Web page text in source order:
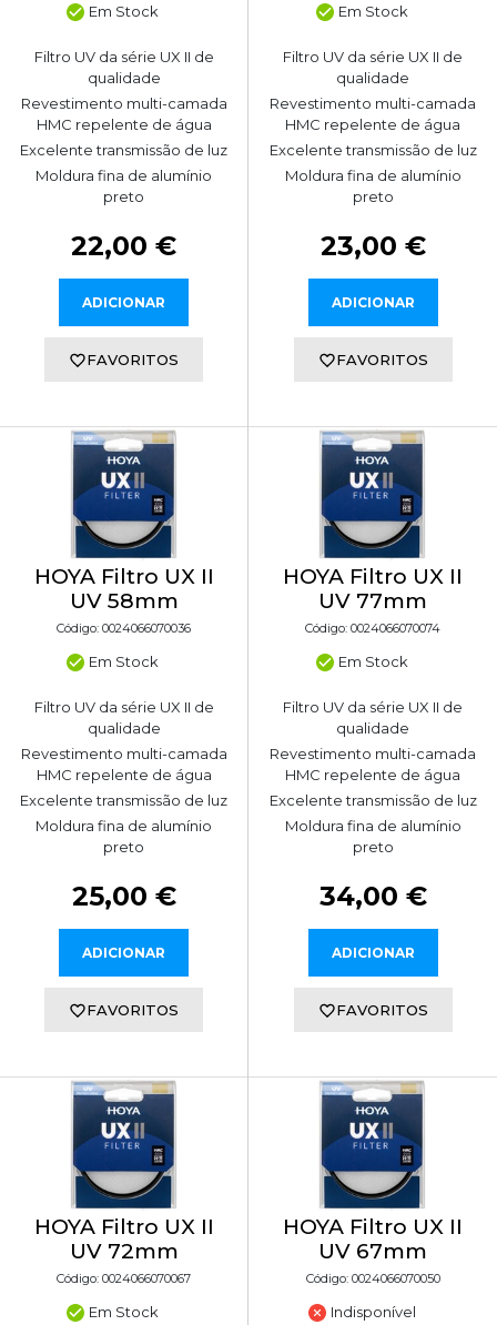
Em Stock
Filtro UV da série UX II de
qualidade
Revestimento multi-camada
HMC repelente de água
Excelente transmissão de luz
Moldura fina de alumínio
preto
22,00 €
ADICIONAR
FAVORITOS
Em Stock
Filtro UV da série UX II de
qualidade
Revestimento multi-camada
HMC repelente de água
Excelente transmissão de luz
Moldura fina de alumínio
preto
23,00 €
ADICIONAR
FAVORITOS
HOYA Filtro UX II
UV 58mm
Código: 0024066070036
Em Stock
Filtro UV da série UX II de
qualidade
Revestimento multi-camada
HMC repelente de água
Excelente transmissão de luz
Moldura fina de alumínio
preto
25,00 €
ADICIONAR
FAVORITOS
HOYA Filtro UX II
UV 77mm
Código: 0024066070074
Em Stock
Filtro UV da série UX II de
qualidade
Revestimento multi-camada
HMC repelente de água
Excelente transmissão de luz
Moldura fina de alumínio
preto
34,00 €
ADICIONAR
FAVORITOS
HOYA Filtro UX II
UV 72mm
Código: 0024066070067
Em Stock
HOYA Filtro UX II
UV 67mm
Código: 0024066070050
Indisponível